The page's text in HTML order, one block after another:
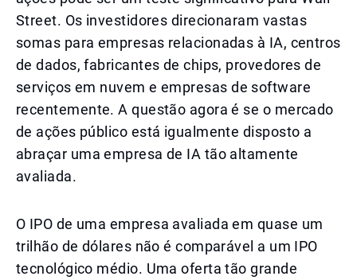
Street. Os investidores direcionaram vastas
somas para empresas relacionadas à IA, centros
de dados, fabricantes de chips, provedores de
serviços em nuvem e empresas de software
recentemente. A questão agora é se o mercado
de ações público está igualmente disposto a
abraçar uma empresa de IA tão altamente
avaliada.
O IPO de uma empresa avaliada em quase um
trilhão de dólares não é comparável a um IPO
tecnológico médio. Uma oferta tão grande